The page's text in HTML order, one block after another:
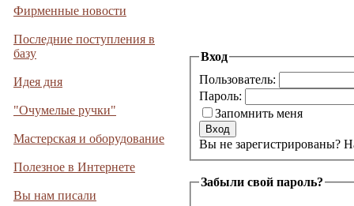
Фирменные новости
Последние поступления в
базу
Идея дня
"Очумелые ручки"
Мастерская и оборудование
Полезное в Интернете
Вы нам писали
Вход
Пользователь:
Пароль:
Запомнить меня
Вы не
Забыли свой пароль?